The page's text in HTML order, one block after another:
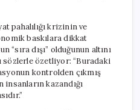
pahalılığı krizinin ve
baskılara dikkat
“sıra dışı” olduğunun altını
sözlerle özetliyor: “Buradaki
kontrolden çıkmış
kazandığı